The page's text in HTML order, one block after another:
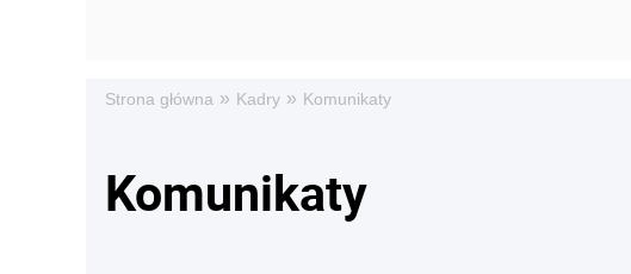
Strona główna » Kadry » Komunikaty
Komunikaty